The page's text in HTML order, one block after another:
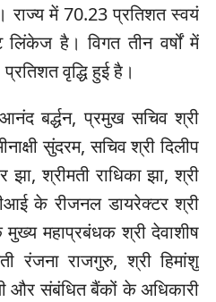
राज्य में 70.23 प्रतिशत स्वयं
है। विगत तीन वर्षों में
वृद्धि हुई है।
बर्द्धन, प्रमुख सचिव श्री
सुंदरम, सचिव श्री दिलीप
श्रीमती राधिका झा, श्री
के रीजनल डायरेक्टर श्री
महाप्रबंधक श्री देवाशीष
रंजना राजगुरु, श्री हिमांशु
और संबंधित बैंकों के अधिकारी